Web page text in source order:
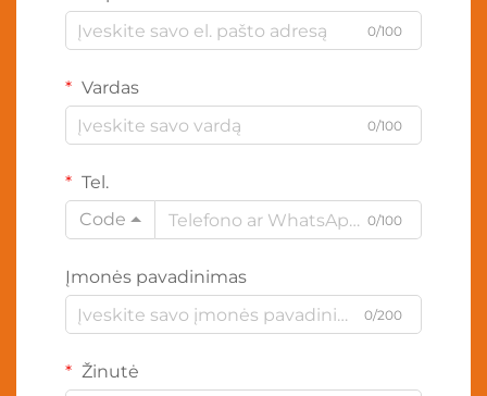
0/100
Vardas
0/100
Tel.
Code
0/100
Įmonės pavadinimas
0/200
Žinutė